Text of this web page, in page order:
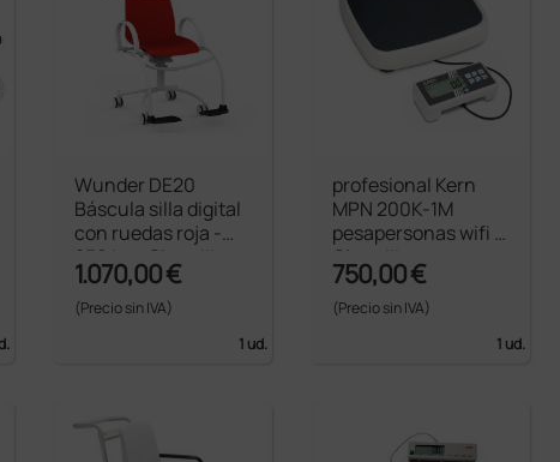
Wunder DE20
Báscula silla digital
con ruedas roja -
250 kg - Clase III
1.070,00 €
(Precio sin IVA)
1 ud.
profesional Kern
MPN 200K-1M
pesapersonas wifi -
Clase III
750,00 €
(Precio sin IVA)
1 ud.